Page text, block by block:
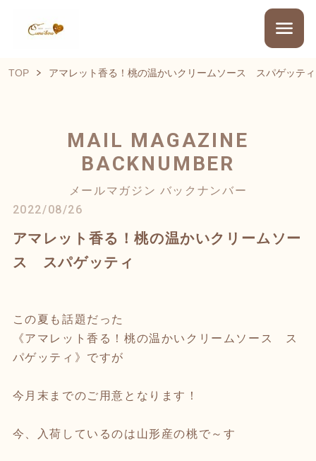
TOP アマレット香る！桃の温かいクリームソース スパゲッティ
MAIL MAGAZINE
BACKNUMBER
メールマガジン バックナンバー
2022/08/26
アマレット香る！桃の温かいクリームソー
ス スパゲッティ
この夏も話題だった
《アマレット香る！桃の温かいクリームソース ス
パゲッティ》ですが
今月末までのご用意となります！
今、入荷しているのは山形産の桃で～す